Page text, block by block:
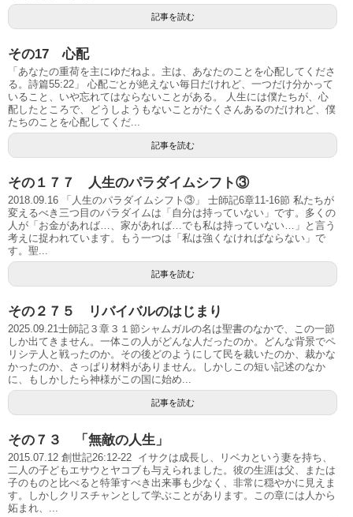
記事を読む
その17 心配
「あなたの重荷を主にゆだねよ。主は、あなたのことを心配してくださ
る。詩篇55:22」 心配ごとが絶えない毎日だけれど、一つだけ分かって
いること、いや忘れてはならないことがある。 人生には僕たちが、心
配したところで、どうしようもないことがたくさんあるのだけれど、僕
たちのことを心配してくだ...
記事を読む
その１７７ 人生のパラダイムシフト③
2018.09.16 「人生のパラダイムシフト③」 士師記6章11-16節 私たちが
変えるべき三つ目のパラダイムは「自分は持っていない」です。多くの
人が「お金があれば…、家があれば…でも私は持っていない…」と言う
考えに捉われています。もう一つは「私は強くなければならない」で
す。聖...
記事を読む
その２７５ リバイバルのはじまり
2025.09.21士師記３章３１節シャムガルの名は聖書のなかで、この一節
しか出てきません。一体この人がどんな人だったのか。どんな背景でペ
リシテ人と戦ったのか。その後どのようにして民を裁いたのか、裁かな
かったのか、さっぱり材料がありません。しかしこの短い記述のなか
に、もしかしたら神様がこの国に始め...
記事を読む
その７３ 「無敵の人生」
2015.07.12 創世記26:12-22 イサクは成長し、リベカという妻を持ち、
二人の子どもエサウとヤコブも与えられました。彼の生涯は父、または
子のものと比べると特筆すべき出来事も少なく、非常に穏やかに見えま
す。しかしクリスチャンとして学ぶことがあります。この章には人から
妬まれ、...